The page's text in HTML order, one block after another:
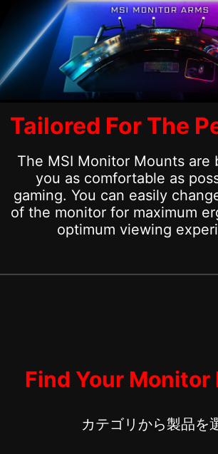
Tailored For The
The MSI Monitor Mounts are
you as comfortable as
gaming. You can easily
of the monitor for maximum
optimum viewing
Find Your Monitor
カテゴリから製品を